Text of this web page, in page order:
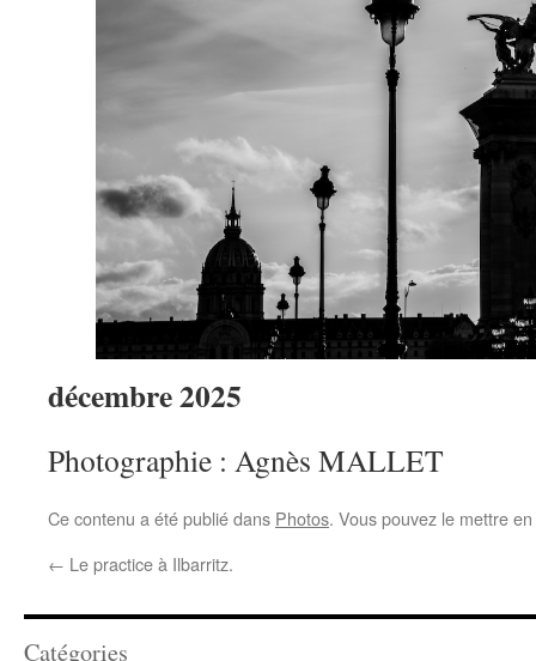
décembre 2025
Photographie : Agnès MALLET
Ce contenu a été publié dans Photos. Vous pouvez le mettre
← Le practice à Ilbarritz.
Catégories